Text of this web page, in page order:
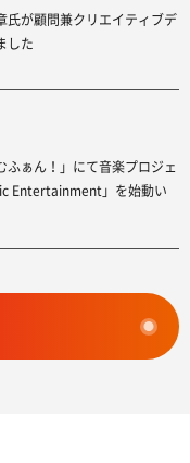
氏が顧問兼クリエイティブデ
した
ふぁん！」にて音楽プロジェ
Entertainment」を始動い